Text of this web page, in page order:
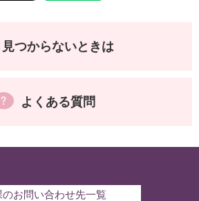
見つからないときは
よくある質問
のお問い合わせ先一覧